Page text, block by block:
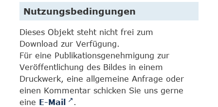
Nutzungsbedingungen
Dieses Objekt steht nicht frei zum
Download zur Verfügung.
Für eine Publikationsgenehmigung zur
Veröffentlichung des Bildes in einem
Druckwerk, eine allgemeine Anfrage oder
einen Kommentar schicken Sie uns gerne
eine E-Mail
.